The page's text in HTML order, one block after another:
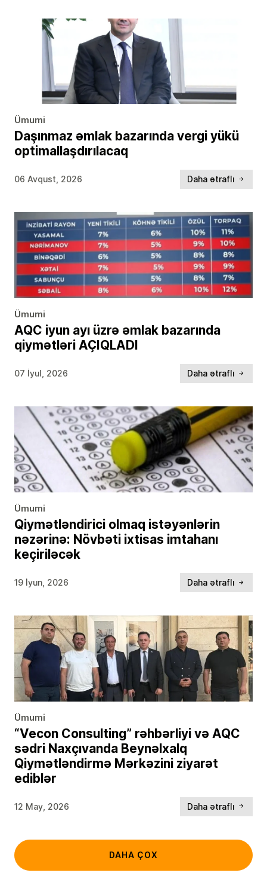
Ümumi
Daşınmaz əmlak bazarında vergi yükü
optimallaşdırılacaq
06 Avqust, 2026 Daha ətraflı
Ümumi
AQC iyun ayı üzrə əmlak bazarında
qiymətləri AÇIQLADI
07 İyul, 2026 Daha ətraflı
Ümumi
Qiymətləndirici olmaq istəyənlərin
nəzərinə: Növbəti ixtisas imtahanı
keçiriləcək
19 İyun, 2026 Daha ətraflı
Ümumi
“Vecon Consulting” rəhbərliyi və AQC
sədri Naxçıvanda Beynəlxalq
Qiymətləndirmə Mərkəzini ziyarət
ediblər
12 May, 2026 Daha ətraflı
DAHA ÇOX